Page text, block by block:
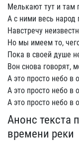
Мелькают тут и там
А с ними весь народ
Навстречу
Но мы имеем то,
Пока в своей душе
Вон снова говорят,
А это просто небо в
А это просто небо в
А это просто небо в
Анонс текста
времени реки